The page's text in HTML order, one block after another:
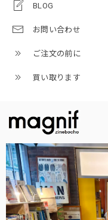
BLOG
お問い合わせ
ご注文の前に
買い取ります